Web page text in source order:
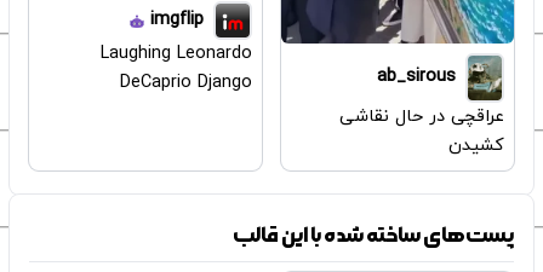
ab_sirous
عراقچی در حال نقاشی
کشیدن
imgflip
Laughing Leonardo
DeCaprio Django
پست‌های ساخته شده با این قالب